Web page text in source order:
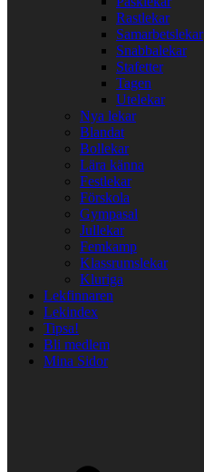
Rastlekar
Samarbetslekar
Snabbalekar
Stafetter
Tagen
Utelekar
Nya lekar
Blandat
Bollekar
Lära känna
Festlekar
Förskola
Gympasal
Jullekar
Femkamp
Klassrumslekar
Kluriga
Lekfinnaren
Lekindex
Tipsa!
Bli medlem
Mina Sidor